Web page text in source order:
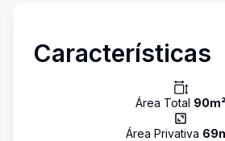
Características
Área Total 90m²
Área Privativa 69